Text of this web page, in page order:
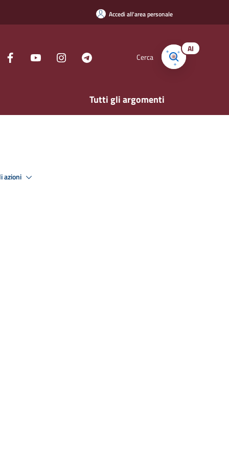
Accedi all'area personale
Cerca
AI
Tutti gli argomenti
azioni